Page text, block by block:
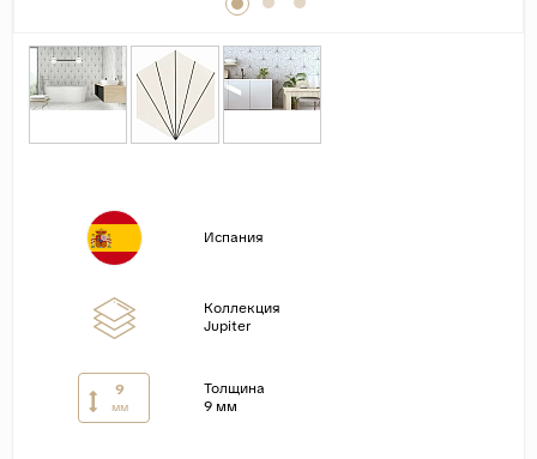
Испания
Коллекция
Jupiter
9
мм
Толщина
9 мм